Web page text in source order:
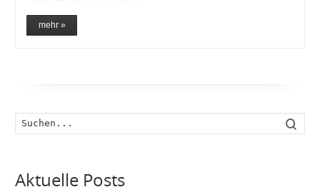
mehr »
Aktuelle Posts